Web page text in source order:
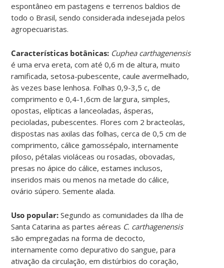
espontâneo em pastagens e terrenos baldios de
todo o Brasil, sendo considerada indesejada pelos
agropecuaristas.
Características botânicas: Cuphea carthagenensis
é uma erva ereta, com até 0,6 m de altura, muito
ramificada, setosa-pubescente, caule avermelhado,
às vezes base lenhosa. Folhas 0,9-3,5 c, de
comprimento e 0,4-1,6cm de largura, simples,
opostas, elípticas a lanceoladas, ásperas,
pecioladas, pubescentes. Flores com 2 bracteolas,
dispostas nas axilas das folhas, cerca de 0,5 cm de
comprimento, cálice gamossépalo, internamente
piloso, pétalas violáceas ou rosadas, obovadas,
presas no ápice do cálice, estames inclusos,
inseridos mais ou menos na metade do cálice,
ovário súpero. Semente alada.
Uso popular:Segundo as comunidades da Ilha de
Santa Catarina as partes aéreas C. carthagenensis
são empregadas na forma de decocto,
internamente como depurativo do sangue, para
ativação da circulação, em distúrbios do coração,